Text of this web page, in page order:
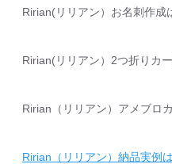
Ririan(リリアン）お名刺作
Ririan(リリアン）2つ折りカ
Ririan（リリアン）アメブ
Ririan（リリアン）納品実例